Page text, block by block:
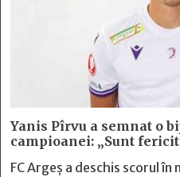
Yanis Pîrvu a semnat o
campioanei: „Sunt
FC Argeș a deschis scorul în